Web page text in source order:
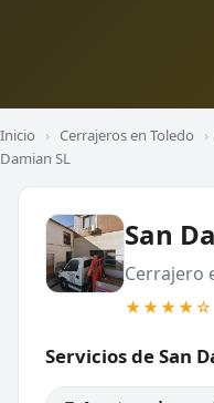
Inicio › Cerrajeros en Toledo ›
Damian SL
San
Cerrajero
★★★★☆
Servicios de San